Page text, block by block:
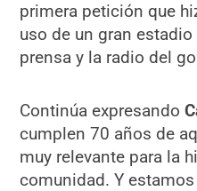
primera petición que
uso de un gran
prensa y la radio del
Continúa expresando
cumplen 70 años de
muy relevante para la
comunidad. Y